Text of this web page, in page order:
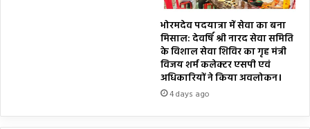
भोरमदेव पदयात्रा में सेवा का बना
मिसाल: देवर्षि श्री नारद सेवा समिति
के विशाल सेवा शिविर का गृह मंत्री
विजय शर्म कलेक्टर एसपी एवं
अधिकारियों ने किया अवलोकन।
4 days ago